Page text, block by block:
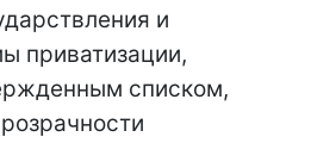
и
приватизации,
списком,